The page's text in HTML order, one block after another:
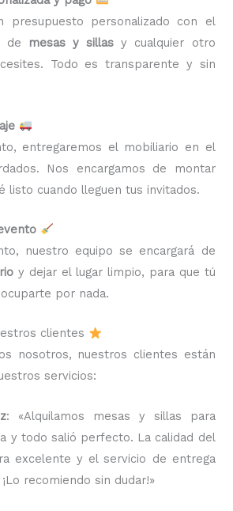
presupuesto personalizado con el
de
mesas y sillas y cualquier otro
Todo es transparente y sin
entregaremos el mobiliario en el
Nos encargamos de montar
listo cuando lleguen tus invitados.
nuestro equipo se encargará de
y dejar el lugar limpio, para que tú
por nada.
clientes
nosotros, nuestros clientes están
servicios:
: «Alquilamos mesas y sillas para
y todo salió perfecto. La calidad del
excelente y el servicio de entrega
recomiendo sin dudar!»